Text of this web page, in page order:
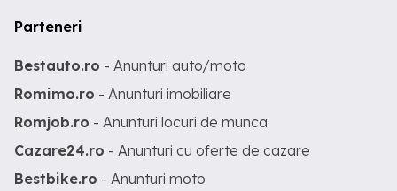
Parteneri
Bestauto.ro - Anunturi auto/moto
Romimo.ro - Anunturi imobiliare
Romjob.ro - Anunturi locuri de munca
Cazare24.ro - Anunturi cu oferte de cazare
Bestbike.ro - Anunturi moto